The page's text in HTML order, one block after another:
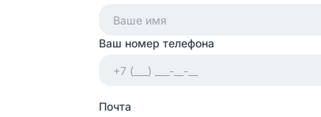
Ваш номер телефона
Почта